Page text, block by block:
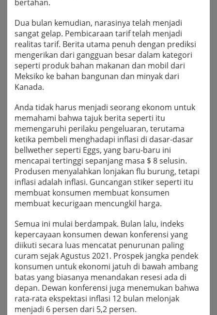
bertahan.
Dua bulan kemudian, narasinya telah menjadi
sangat gelap. Pembicaraan tarif telah menjadi
realitas tarif. Berita utama penuh dengan prediksi
mengerikan dari gangguan besar dalam kategori
seperti produk bahan makanan dan mobil dari
Meksiko ke bahan bangunan dan minyak dari
Kanada.
Anda tidak harus menjadi seorang ekonom untuk
memahami bahwa tajuk berita seperti itu
memengaruhi perilaku pengeluaran, terutama
ketika pembeli menghadapi inflasi di dasar-dasar
bellwether seperti Eggs, yang baru-baru ini
mencapai tertinggi sepanjang masa $ 8 selusin.
Produsen menyalahkan lonjakan flu burung, tetapi
inflasi adalah inflasi. Guncangan stiker seperti itu
membuat konsumen membuat konsumen
membuat kecurigaan mencungkil harga.
Semua ini mulai berdampak. Bulan lalu, indeks
kepercayaan konsumen dewan konferensi yang
diikuti secara luas mencatat penurunan paling
curam sejak Agustus 2021. Prospek jangka pendek
konsumen untuk ekonomi jatuh di bawah ambang
batas yang biasanya menandakan resesi ada di
depan. Dewan konferensi juga menemukan bahwa
rata-rata ekspektasi inflasi 12 bulan melonjak
menjadi 6 persen dari 5,2 persen.